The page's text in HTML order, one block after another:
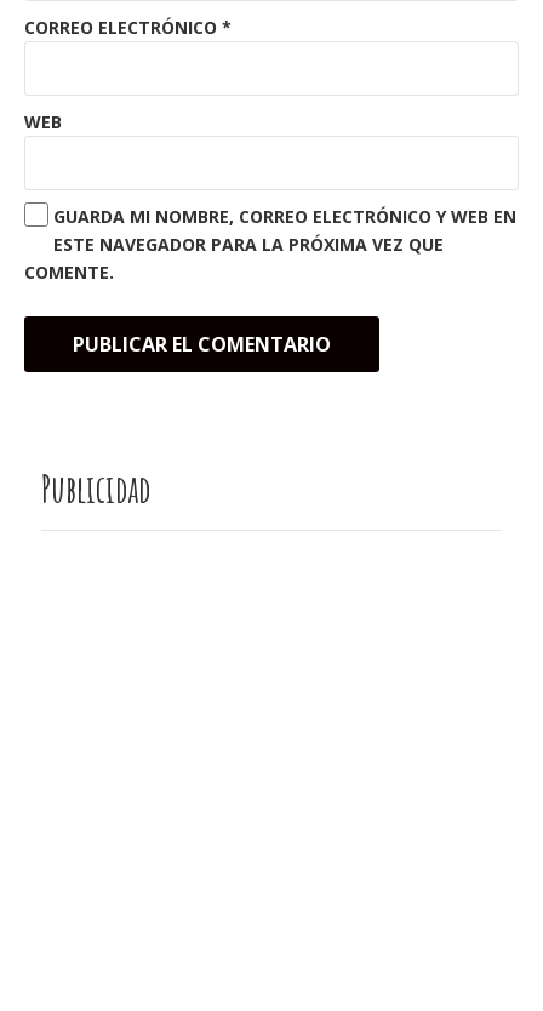
CORREO ELECTRÓNICO *
WEB
GUARDA MI NOMBRE, CORREO ELECTRÓNICO Y WEB EN
ESTE NAVEGADOR PARA LA PRÓXIMA VEZ QUE
COMENTE.
Publicidad